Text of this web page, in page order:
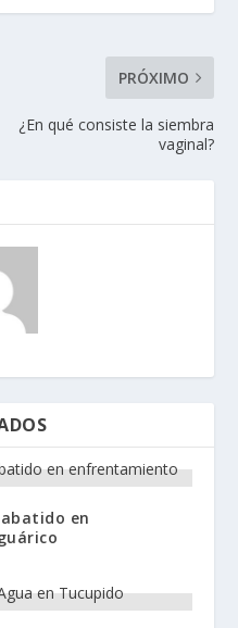
PRÓXIMO
¿En qué consiste la siembra
vaginal?
en